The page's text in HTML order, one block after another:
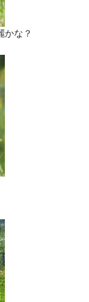
かな？